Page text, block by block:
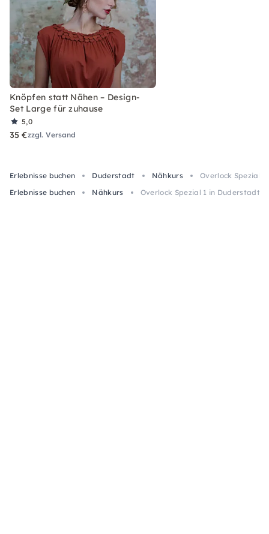
Knöpfen statt Nähen – Design-
Set Large für zuhause
5,0
35 €zzgl. Versand
Erlebnisse buchen Duderstadt Nähkurs
Overlock Spezial
Erlebnisse buchen
Nähkurs Overlock Spezial 1 in Duderstadt: